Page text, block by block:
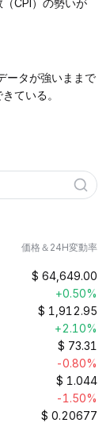
CPI）の勢いが
ータが強いままで
ている。
価格＆24H変動率
$ 64,649.00
+0.50%
$ 1,912.95
+2.10%
$ 73.31
-0.80%
$ 1.044
-1.50%
$ 0.20677